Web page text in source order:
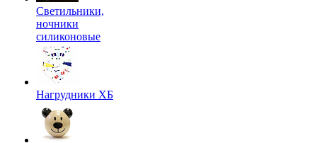
Светильники,
ночники
силиконовые
Нагрудники ХБ